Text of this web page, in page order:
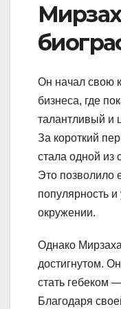
Он начал свою
бизнеса, где
талантливый и
За короткий
стала одной из
Это позволило
популярность
окружении.
Однако
достигнутом.
стать гебеком
Благодаря